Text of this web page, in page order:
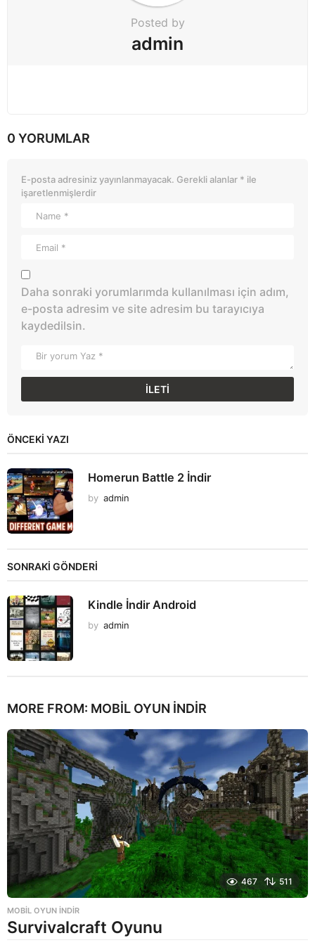
Posted by
admin
0 YORUMLAR
E-posta adresiniz yayınlanmayacak. Gerekli alanlar * ile
işaretlenmişlerdir
Daha sonraki yorumlarımda kullanılması için adım,
e-posta adresim ve site adresim bu tarayıcıya
kaydedilsin.
ÖNCEKI YAZI
Homerun Battle 2 İndir
by admin
SONRAKİ GÖNDERİ
Kindle İndir Android
by admin
MORE FROM: MOBIL OYUN INDIR
467 511
MOBIL OYUN INDIR
Survivalcraft Oyunu